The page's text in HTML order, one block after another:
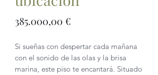
385.000,00 €
Si sueñas con despertar cada mañana
con el sonido de las olas y la brisa
marina, este piso te encantará. Situado